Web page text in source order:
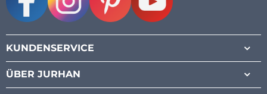
KUNDENSERVICE
ÜBER JURHAN